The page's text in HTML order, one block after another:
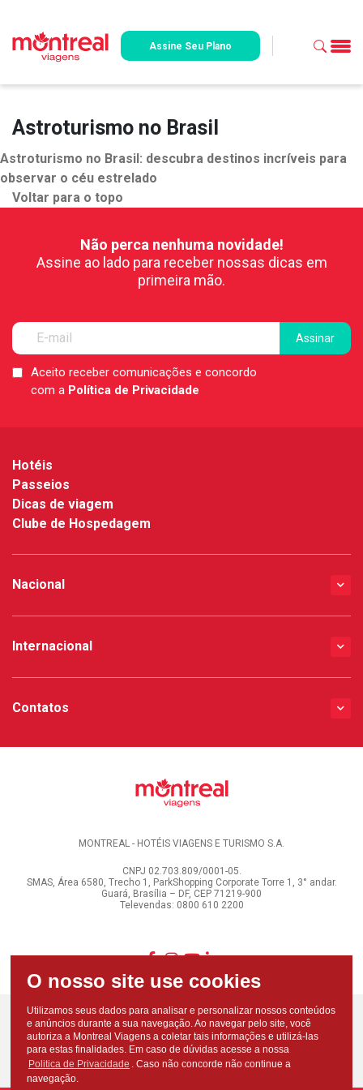
Assine Seu Plano
Astroturismo no Brasil
Astroturismo no Brasil: descubra destinos incríveis para
observar o céu estrelado
Voltar para o topo
Não perca nenhuma novidade!
Assine ao lado para receber nossas dicas em
primeira mão.
LGPDAceito receber comunicações e concordo
com a Política de Privacidade
Hotéis
Passeios
Dicas de viagem
Clube de Hospedagem
Nacional
Internacional
Contatos
MONTREAL - HOTÉIS VIAGENS E TURISMO S.A.
CNPJ 02.703.809/0001-05.
SMAS, Área 6580, Trecho 1, ParkShopping Corporate Torre 1, 3° andar.
Guará, Brasília – DF, CEP 71219-900
Televendas: 0800 610 2200
Utilizamos seus dados para analisar e personalizar nossos conteúdos
e anúncios durante a sua navegação. Ao navegar pelo site, você
autoriza a Montreal Viagens a coletar tais informações e utilizá-las
para estas finalidades. Em caso de dúvidas acesse a nossa
Politica de Privacidade . Caso não concorde não continue a
navegação.